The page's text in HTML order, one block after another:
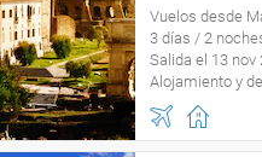
Vuelos desde
3 días / 2
Salida el 13 nov
Alojamiento y